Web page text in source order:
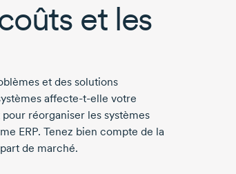
et les
et des solutions
affecte-t-elle votre
réorganiser les systèmes
ERP. Tenez bien compte de la
de marché.